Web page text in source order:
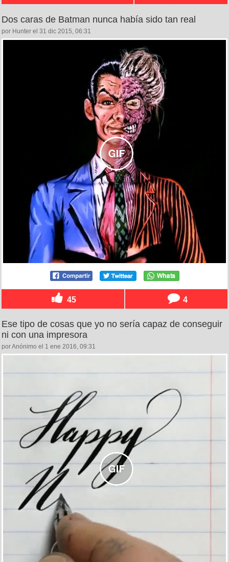
Dos caras de Batman nunca había sido tan real
por Hunter el 31 dic 2015, 06:31
45 4
Ese tipo de cosas que yo no sería capaz de conseguir
ni con una impresora
por Anónimo el 1 ene 2016, 09:31